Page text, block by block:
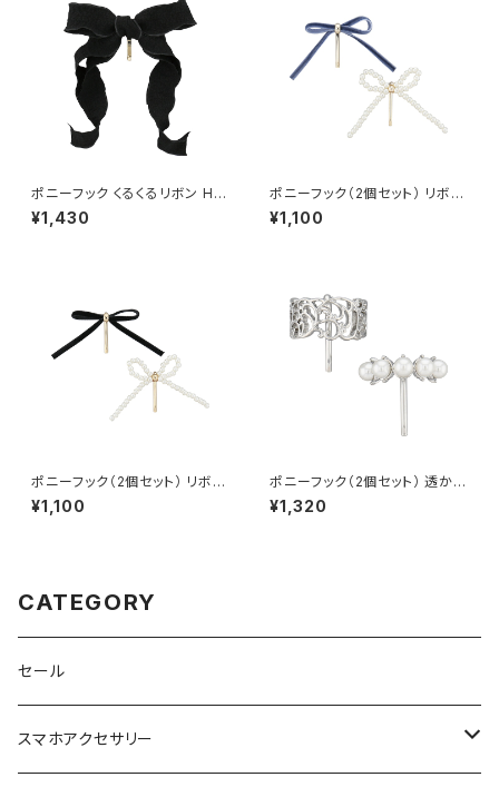
ポニーフック くるくるリボン HC
F0249-BK（ブラック）
¥1,430
ポニーフック（2個セット） リボン
×パール HCF0248-BL（ブル
ー）
¥1,100
ポニーフック（2個セット） リボン
×パール HCF0248-BK（ブラッ
ク）
¥1,100
ポニーフック（2個セット） 透かし
×パール HCF0247-SV（シルバ
ー）
¥1,320
CATEGORY
セール
スマホアクセサリー